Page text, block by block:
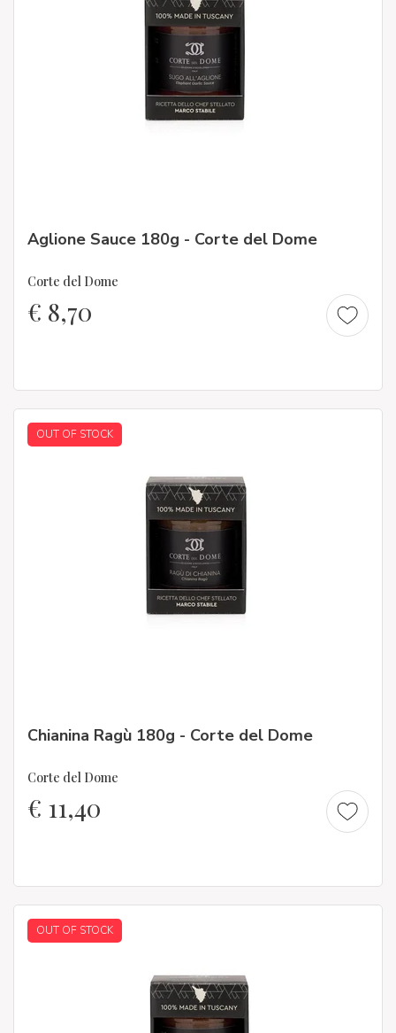
Aglione Sauce 180g - Corte del Dome
Corte del Dome
€ 8,70
OUT OF STOCK
Chianina Ragù 180g - Corte del Dome
Corte del Dome
€ 11,40
OUT OF STOCK